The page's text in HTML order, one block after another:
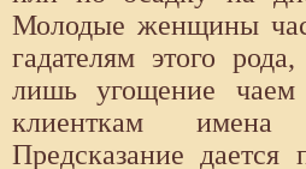
Молодые женщины
гадателям этого
лишь угощение чаем
клиенткам
Предсказание